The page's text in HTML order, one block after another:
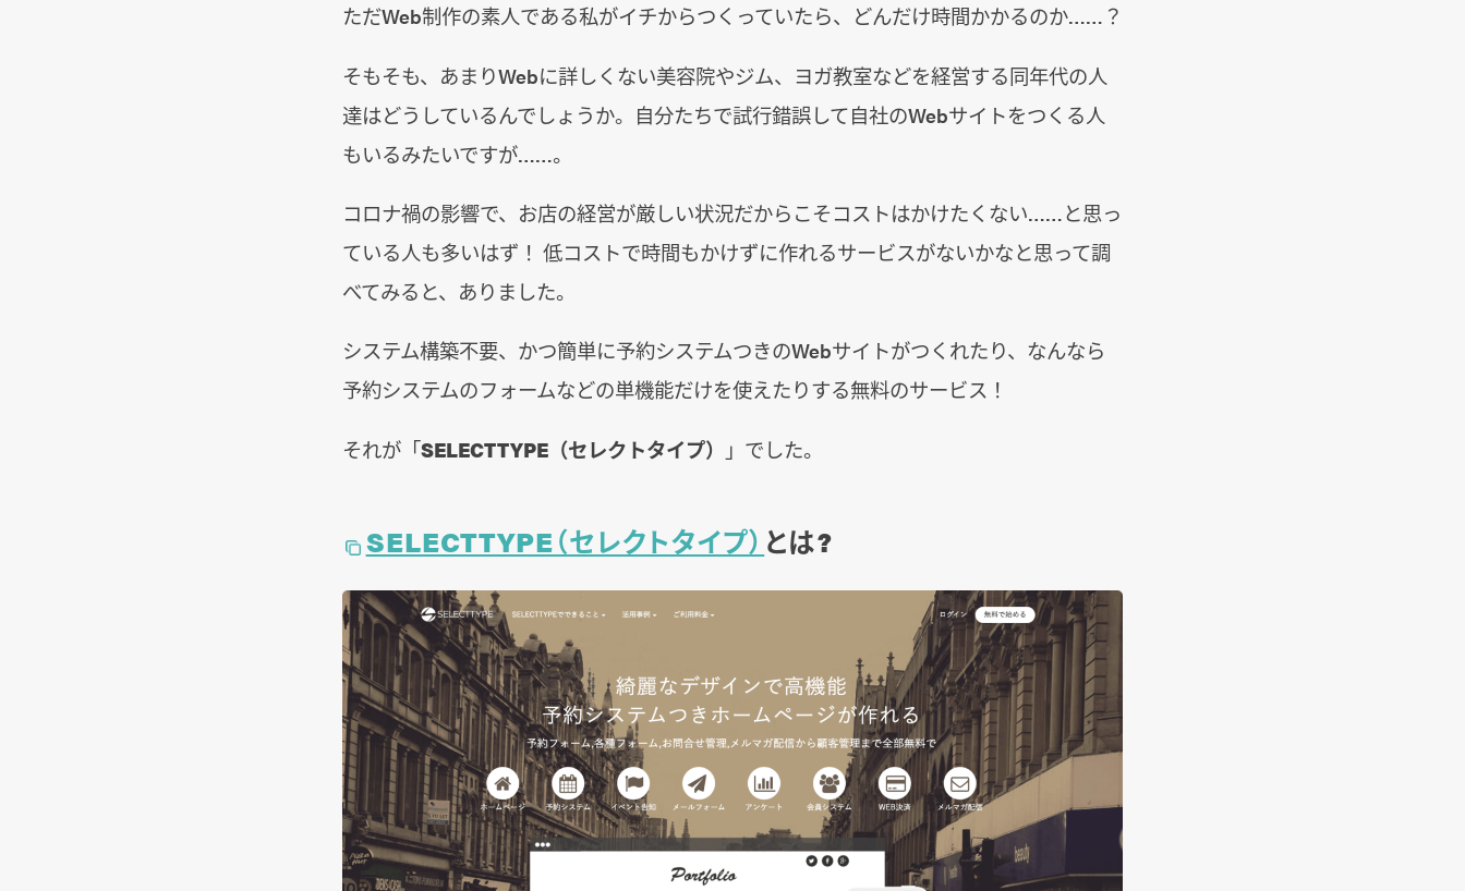
ただWeb制作の素人である私がイチからつくっていたら、どんだけ時間かかるのか……？
そもそも、あまりWebに詳しくない美容院やジム、ヨガ教室などを経営する同年代の人
達はどうしているんでしょうか。自分たちで試行錯誤して自社のWebサイトをつくる人
もいるみたいですが……。
コロナ禍の影響で、お店の経営が厳しい状況だからこそコストはかけたくない……と思っ
ている人も多いはず！ 低コストで時間もかけずに作れるサービスがないかなと思って調
べてみると、ありました。
システム構築不要、かつ簡単に予約システムつきのWebサイトがつくれたり、なんなら
予約システムのフォームなどの単機能だけを使えたりする無料のサービス！
それが「SELECTTYPE（セレクトタイプ） 」でした。
SELECTTYPE（セレクトタイプ） とは?